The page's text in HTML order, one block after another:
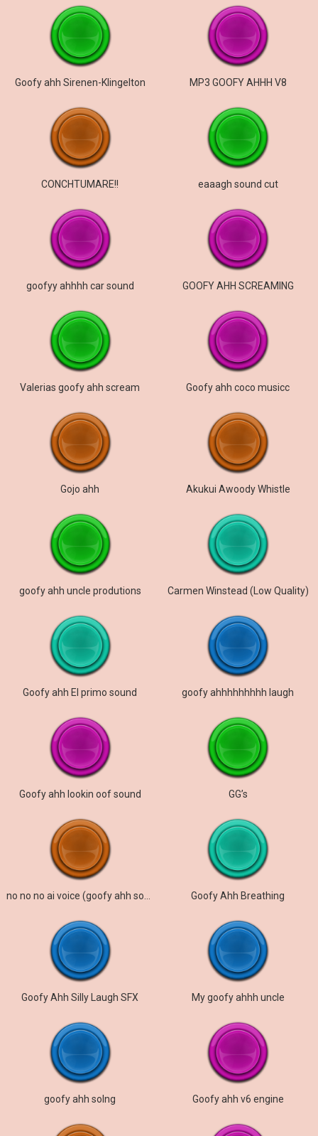
Goofy ahh Sirenen-Klingelton MP3 GOOFY AHHH V8
CONCHTUMARE!! eaaagh sound cut
goofyy ahhhh car sound GOOFY AHH SCREAMING
Valerias goofy ahh scream Goofy ahh coco musicc
Gojo ahh Akukui Awoody Whistle
goofy ahh uncle produtions Carmen Winstead (Low Quality)
Goofy ahh El primo sound goofy ahhhhhhhhh laugh
Goofy ahh lookin oof sound GG’s
Goofy Ahh Breathing
Goofy Ahh Silly Laugh SFX My goofy ahhh uncle
goofy ahh solng Goofy ahh v6 engine